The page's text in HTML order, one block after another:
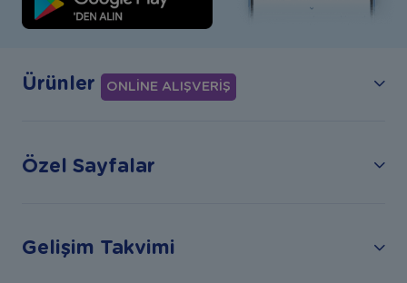
Ürünler ONLİNE ALIŞVERİŞ
Özel Sayfalar
Gelişim Takvimi